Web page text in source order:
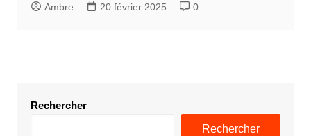
Ambre 20 février 2025 0
Rechercher
Rechercher